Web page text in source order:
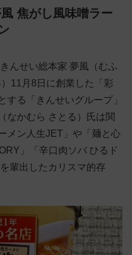
焦がし風味噌ラー
んせい総本家 夢風（むふ
11月8日に創業した「彩
する「きんせいグループ」
なかむら さとる）氏は関
メン人生JET」や「麺と心
」「辛口肉ソバ ひるド
輩出したカリスマ的存